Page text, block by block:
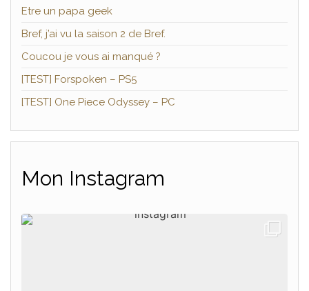
Etre un papa geek
Bref, j’ai vu la saison 2 de Bref.
Coucou je vous ai manqué ?
[TEST] Forspoken – PS5
[TEST] One Piece Odyssey – PC
Mon Instagram